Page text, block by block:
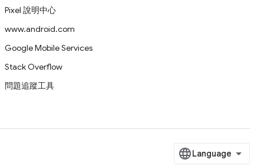
Pixel 說明中心
www.android.com
Google Mobile Services
Stack Overflow
問題追蹤工具